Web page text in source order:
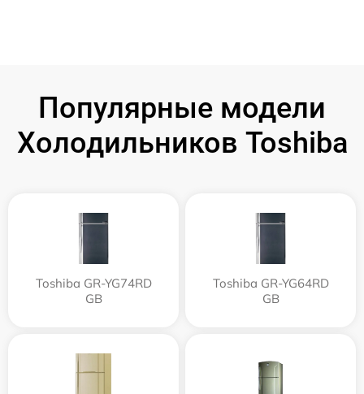
Популярные модели
Холодильников Toshiba
Toshiba GR-YG74RD
GB
Toshiba GR-YG64RD
GB